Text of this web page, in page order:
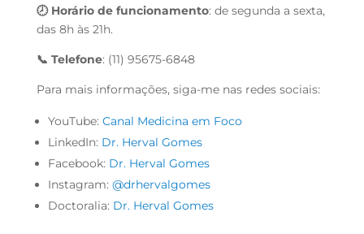
🕗 Horário de funcionamento: de segunda a sexta,
das 8h às 21h.
📞 Telefone: (11) 95675-6848
Para mais informações, siga-me nas redes sociais:
YouTube: Canal Medicina em Foco
LinkedIn: Dr. Herval Gomes
Facebook: Dr. Herval Gomes
Instagram: @drhervalgomes
Doctoralia: Dr. Herval Gomes